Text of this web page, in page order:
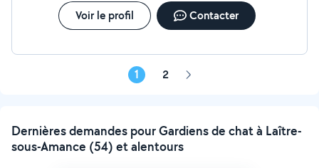
Voir le profil Contacter
1 2 Page
Dernières demandes pour Gardiens de chat à Laître-
sous-Amance (54) et alentours